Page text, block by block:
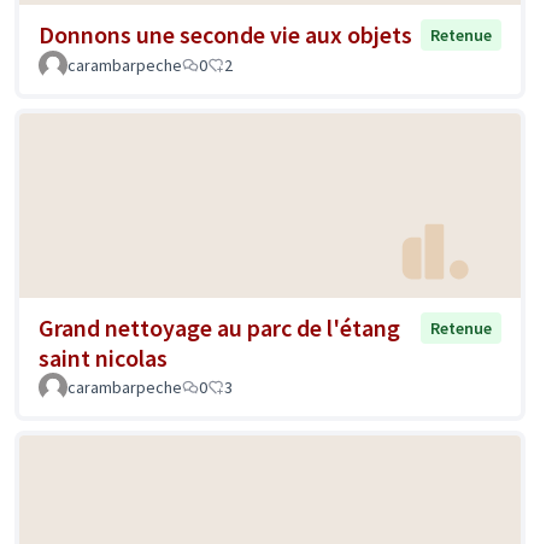
Donnons une seconde vie aux objets
Retenue
carambarpeche
0 2
Grand nettoyage au parc de l'étang
saint nicolas
Retenue
carambarpeche 0 3